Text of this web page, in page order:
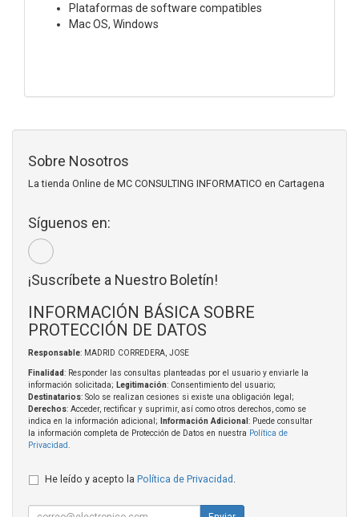
Plataformas de software compatibles
Mac OS, Windows
Sobre Nosotros
La tienda Online de MC CONSULTING INFORMATICO en Cartagena
Síguenos en:
¡Suscríbete a Nuestro Boletín!
INFORMACIÓN BÁSICA SOBRE
PROTECCIÓN DE DATOS
Responsable: MADRID CORREDERA, JOSE
Finalidad: Responder las consultas planteadas por el usuario y enviarle la
información solicitada; Legitimación: Consentimiento del usuario;
Destinatarios: Solo se realizan cesiones si existe una obligación legal;
Derechos: Acceder, rectificar y suprimir, así como otros derechos, como se
indica en la información adicional;
Información Adicional : Puede consultar
la información completa de Protección de Datos en nuestra Política de
Privacidad
He leído y acepto la Política de Privacidad